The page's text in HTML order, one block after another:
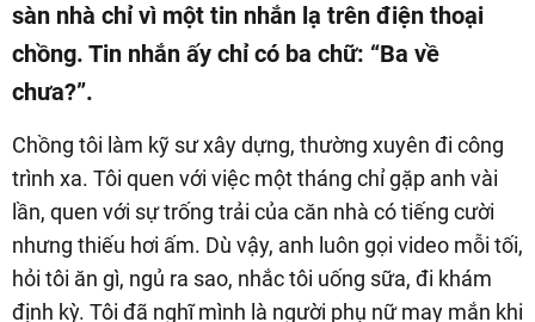
sàn nhà chỉ vì một tin nhắn lạ trên điện thoại
chồng. Tin nhắn ấy chỉ có ba chữ: “Ba về
chưa?”.
Chồng tôi làm kỹ sư xây dựng, thường xuyên đi công
trình xa. Tôi quen với việc một tháng chỉ gặp anh vài
lần, quen với sự trống trải của căn nhà có tiếng cười
nhưng thiếu hơi ấm. Dù vậy, anh luôn gọi video mỗi tối,
hỏi tôi ăn gì, ngủ ra sao, nhắc tôi uống sữa, đi khám
định kỳ. Tôi đã nghĩ mình là người phụ nữ may mắn khi